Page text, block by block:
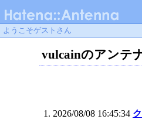
ようこそゲストさん
vulcainのアンテ
2026/08/08 16:45:34